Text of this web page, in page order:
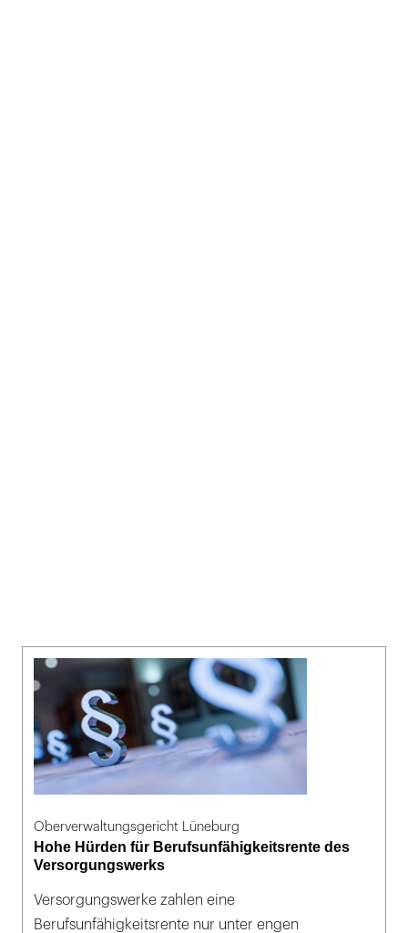
Oberverwaltungsgericht Lüneburg
Hohe Hürden für Berufsunfähigkeitsrente des
Versorgungswerks
Versorgungswerke zahlen eine
Berufsunfähigkeitsrente nur unter engen